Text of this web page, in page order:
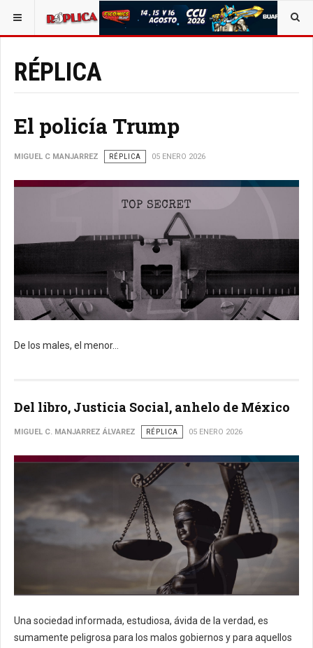
ESTÁ AQUÍ:
RÉPLICA
El policía Trump
MIGUEL C MANJARREZ RÉPLICA 05 ENERO 2026
De los males, el menor...
Del libro, Justicia Social, anhelo de México
MIGUEL C. MANJARREZ ÁLVAREZ RÉPLICA 05 ENERO 2026
Una sociedad informada, estudiosa, ávida de la verdad, es
sumamente peligrosa para los malos gobiernos y para aquellos